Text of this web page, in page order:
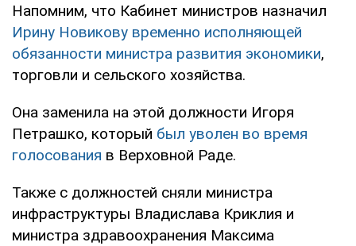
Напомним, что Кабинет министров назначил
Ирину Новикову временно исполняющей
обязанности министра развития экономики,
торговли и сельского хозяйства.
Она заменила на этой должности Игоря
Петрашко, который был уволен во время
голосования в Верховной Раде.
Также с должностей сняли министра
инфраструктуры Владислава Криклия и
министра здравоохранения Максима